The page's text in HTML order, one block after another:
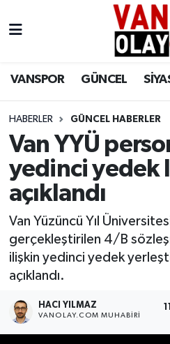
VANSPOR GÜNCEL
HABERLER GÜNCEL HABERLER
Van YYÜ
yedinci yedek
açıklandı
Van Yüzüncü Yıl
gerçekleştirilen 4/B
ilişkin yedinci yedek
açıklandı.
HACI YILMAZ
VANOLAY.COM MUHABIRI
Siyaset
Ekonomi
Sağlık
Bilim & Teknoloji
Dünya
RESMİ İLANLAR
Van Nöbetçi Eczaneler
Van Namaz Vakitleri
Van Trafik Yoğunluk
Süper Lig Puan Durumu
Tüm Manşetler
Son Dakika Haberleri
Haber Arşivi